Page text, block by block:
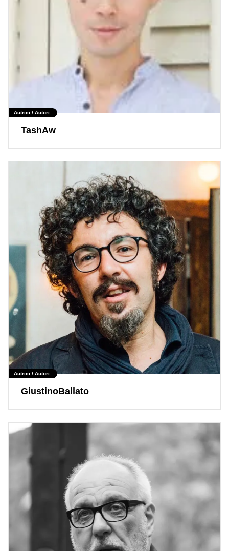
Autrici / Autori
TashAw
Autrici / Autori
GiustinoBallato